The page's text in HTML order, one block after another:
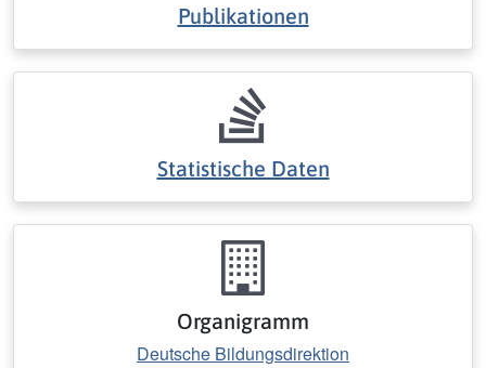
Publikationen
Statistische Daten
Organigramm
Deutsche Bildungsdirektion